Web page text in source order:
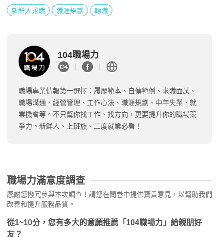
新鮮人求職 職涯規劃 轉職
104職場力
職場專業情報第一選擇：履歷範本、自傳範例、求職面試、
職場溝通、經營管理、工作心法、職涯規劃、中年失業、就
業機會等。不只幫你找工作、找方向，更要提升你的職場競
爭力。新鮮人、上班族、二度就業必看！
職場力滿意度調查
感謝您撥冗參與本次調查！請您在問卷中提供寶貴意見，以幫助我們
改善和提升服務品質。
從1~10分，您有多大的意願推薦「104職場力」給親朋好
友？